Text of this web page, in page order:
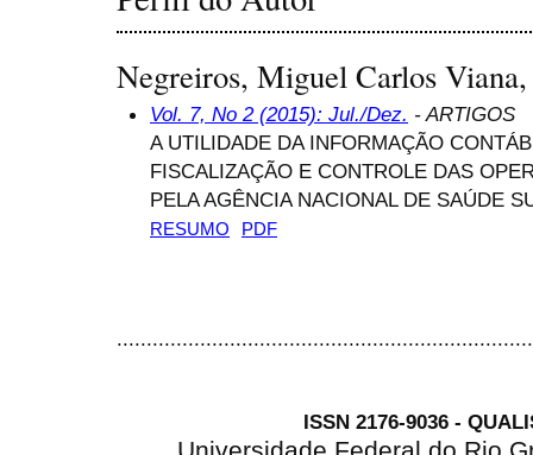
Negreiros, Miguel Carlos
Vol. 7, No 2 (2015): Jul./Dez. - ARTIGOS
A UTILIDADE DA INFORMAÇÃO
FISCALIZAÇÃO E CONTROLE DAS
PELA AGÊNCIA NACIONAL DE SAÚDE
RESUMO PDF
ISSN 2176-9036 -
Universidade Federal do Rio